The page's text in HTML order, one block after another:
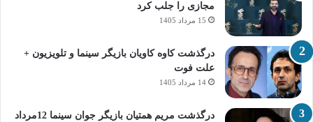
مجازی را جلب کرد
15 مرداد 1405
درگذشت کاوه کاویان بازیگر سینما و تلویزیون +
علت فوت
14 مرداد 1405
درگذشت مریم همتیان بازیگر جوان سینما 12مرداد